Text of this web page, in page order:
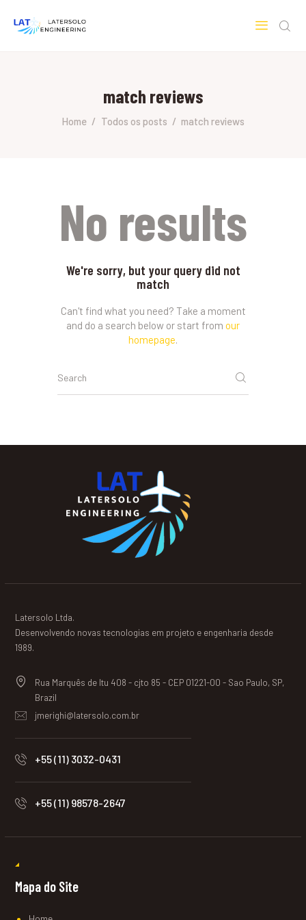
match reviews
Home Todos os posts match reviews
SOBRE A LATERSOLO
No results
We're sorry, but your query did not
match
Can't find what you need? Take a moment
and do a search below or start from our
homepage.
Latersolo Ltda.
Desenvolvendo novas tecnologias em projeto e engenharia desde
1989.
Rua Marquês de Itu 408 - cjto 85 - CEP 01221-00 - Sao Paulo, SP,
Brazil
jmerighi@latersolo.com.br
+55 (11) 3032-0431
+55 (11) 98578-2647
Mapa do Site